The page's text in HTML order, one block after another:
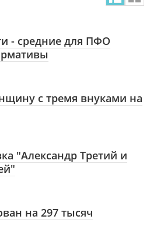
- средние для ПФО
с тремя внуками на
"Александр Третий и
на 297 тысяч